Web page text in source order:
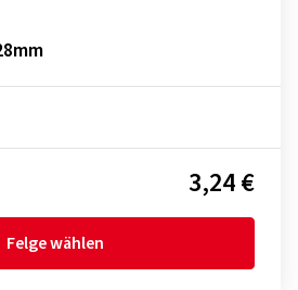
3,24 €
Felge wählen